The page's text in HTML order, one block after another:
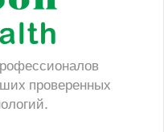
проверенных